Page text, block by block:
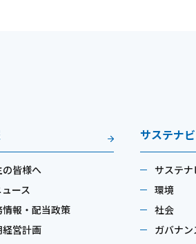
の皆様へ
ュース
情報・配当政策
経営計画
サステナ
サステナ
環境
社会
ガバナン